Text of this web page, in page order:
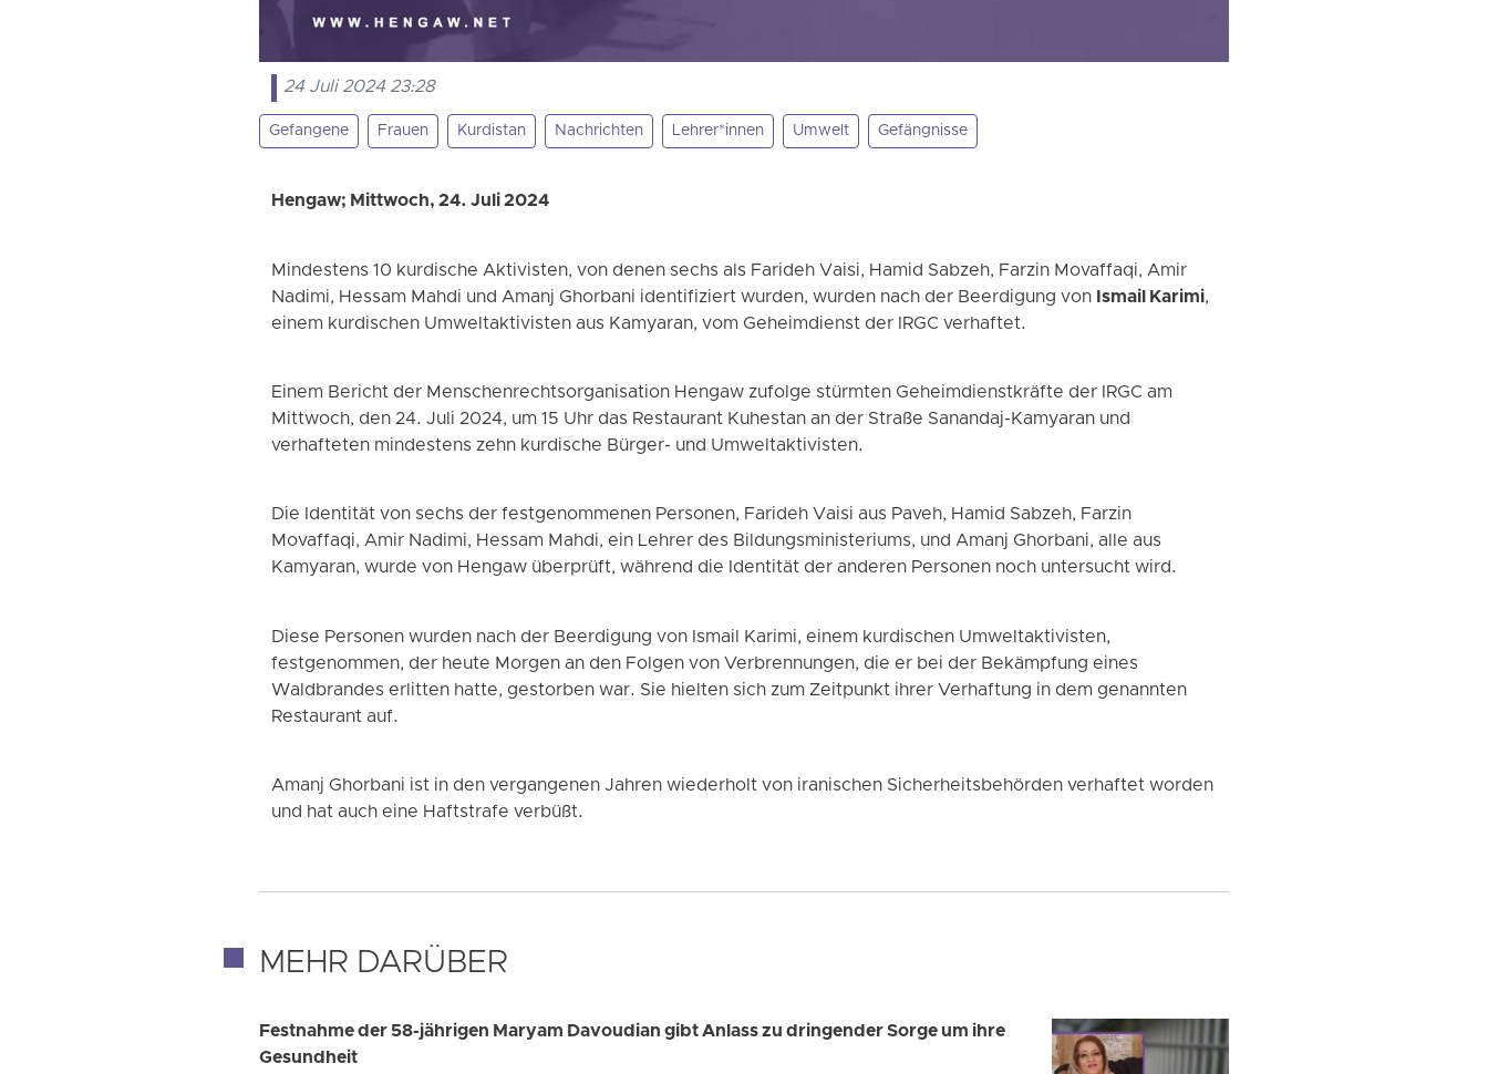
24 Juli 2024 23:28
Gefangene Frauen Kurdistan Nachrichten Lehrer*innen Umwelt Gefängnisse
Hengaw; Mittwoch, 24. Juli 2024
Mindestens 10 kurdische Aktivisten, von denen sechs als Farideh Vaisi, Hamid Sabzeh, Farzin Movaffaqi, Amir
Nadimi, Hessam Mahdi und Amanj Ghorbani identifiziert wurden, wurden nach der Beerdigung von Ismail Karimi,
einem kurdischen Umweltaktivisten aus Kamyaran, vom Geheimdienst der IRGC verhaftet.
Einem Bericht der Menschenrechtsorganisation Hengaw zufolge stürmten Geheimdienstkräfte der IRGC am
Mittwoch, den 24. Juli 2024, um 15 Uhr das Restaurant Kuhestan an der Straße Sanandaj-Kamyaran und
verhafteten mindestens zehn kurdische Bürger- und Umweltaktivisten.
Die Identität von sechs der festgenommenen Personen, Farideh Vaisi aus Paveh, Hamid Sabzeh, Farzin
Movaffaqi, Amir Nadimi, Hessam Mahdi, ein Lehrer des Bildungsministeriums, und Amanj Ghorbani, alle aus
Kamyaran, wurde von Hengaw überprüft, während die Identität der anderen Personen noch untersucht wird.
Diese Personen wurden nach der Beerdigung von Ismail Karimi, einem kurdischen Umweltaktivisten,
festgenommen, der heute Morgen an den Folgen von Verbrennungen, die er bei der Bekämpfung eines
Waldbrandes erlitten hatte, gestorben war. Sie hielten sich zum Zeitpunkt ihrer Verhaftung in dem genannten
Restaurant auf.
Amanj Ghorbani ist in den vergangenen Jahren wiederholt von iranischen Sicherheitsbehörden verhaftet worden
und hat auch eine Haftstrafe verbüßt.
MEHR DARÜBER
Festnahme der 58-jährigen Maryam Davoudian gibt Anlass zu dringender Sorge um ihre
Gesundheit